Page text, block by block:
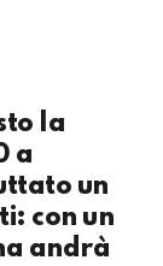
la
a
un
con un
andrà